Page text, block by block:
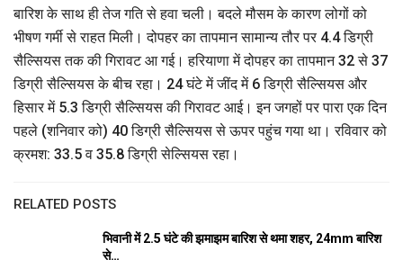
बारिश के साथ ही तेज गति से हवा चली। बदले मौसम के कारण लोगों को
भीषण गर्मी से राहत मिली। दोपहर का तापमान सामान्य तौर पर 4.4 डिग्री
सैल्सियस तक की गिरावट आ गई। हरियाणा में दोपहर का तापमान 32 से 37
डिग्री सैल्सियस के बीच रहा। 24 घंटे में जींद में 6 डिग्री सैल्सियस और
हिसार में 5.3 डिग्री सैल्सियस की गिरावट आई। इन जगहों पर पारा एक दिन
पहले (शनिवार को) 40 डिग्री सैल्सियस से ऊपर पहुंच गया था। रविवार को
क्रमश: 33.5 व 35.8 डिग्री सेल्सियस रहा।
RELATED POSTS
भिवानी में 2.5 घंटे की झमाझम बारिश से थमा शहर, 24mm बारिश
से…